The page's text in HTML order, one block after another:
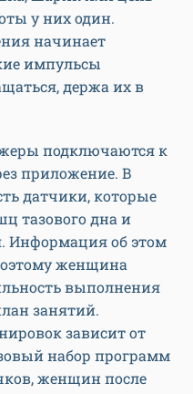
у них один.
начинает
импульсы
держа их в
подключаются к
приложение. В
датчики, которые
тазового дна и
Информация об этом
женщина
выполнения
занятий.
зависит от
набор программ
женщин после